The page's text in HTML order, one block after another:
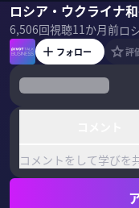
ロシア・ウクライナ
6,506回視聴11か月前
鶴岡路人 小手森千紗
フォロー 評
コメントをして学びを